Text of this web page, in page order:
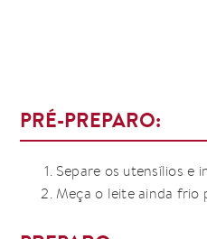
PRÉ-PREPARO:
Separe os utensílios e
Meça o leite ainda frio